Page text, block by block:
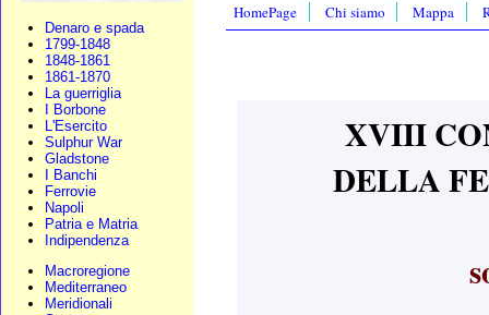
Denaro e spada
1799-1848
1848-1861
1861-1870
La guerriglia
I Borbone
L'Esercito
Sulphur War
Gladstone
I Banchi
Ferrovie
Napoli
Patria e Matria
Indipendenza
Macroregione
Mediterraneo
Meridionali
HomePage Chi siamo Mappa
XVIII
DELLA